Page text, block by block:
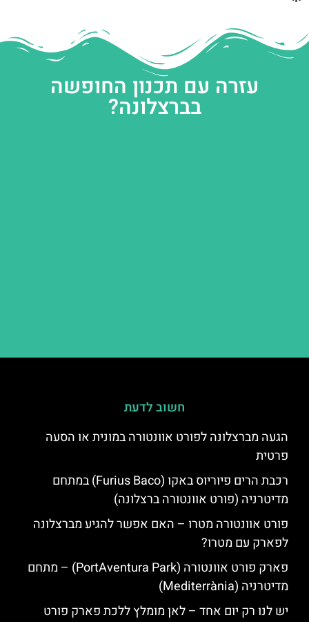
עזרה עם תכנון החופשה
בברצלונה?
חשוב לדעת
הגעה מברצלונה לפורט אוונטורה במונית או הסעה
פרטית
רכבת הרים פיוריוס באקו (Furius Baco) במתחם
מדיטרניה (פורט אוונטורה ברצלונה)
פורט אוונטורה מטרו – האם אפשר להגיע מברצלונה
לפארק עם מטרו?
פארק פורט אוונטורה (PortAventura Park) – מתחם
מדיטרניה (Mediterrània)
יש לנו רק יום אחד – לאן מומלץ ללכת פארק פורט